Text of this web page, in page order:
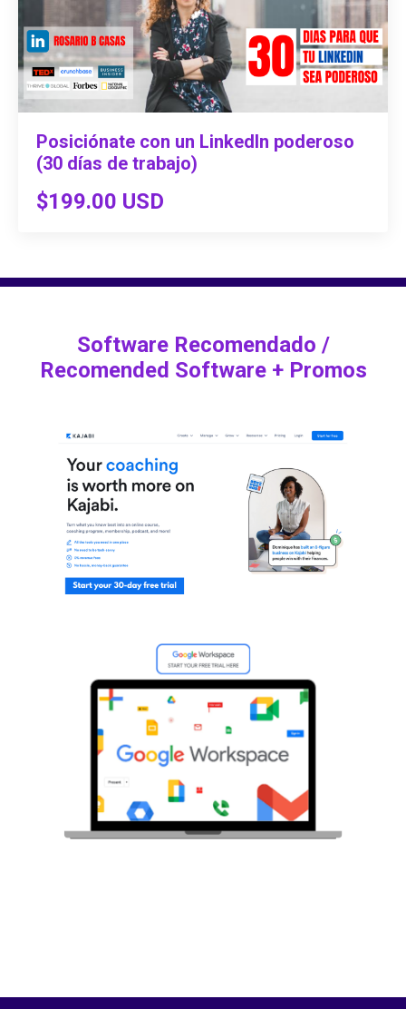
Posiciónate con un LinkedIn poderoso
(30 días de trabajo)
$199.00 USD
Software Recomendado /
Recomended Software + Promos